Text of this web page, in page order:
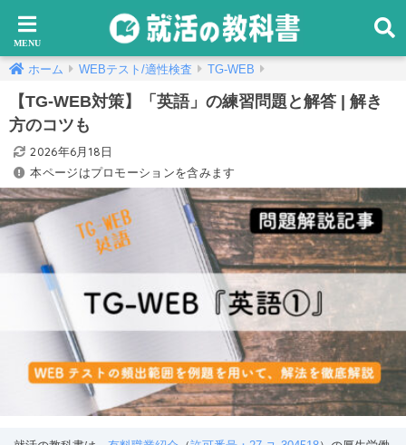
ホーム WEBテスト/適性検査 TG-WEB
【TG-WEB対策】「英語」の練習問題と解答 | 解き
方のコツも
2026年6月18日
本ページはプロモーションを含みます